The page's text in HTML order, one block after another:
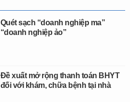
Quét sạch “doanh nghiệp ma”
“doanh nghiệp ảo”
Đề xuất mở rộng thanh toán BHYT
đối với khám, chữa bệnh tại nhà